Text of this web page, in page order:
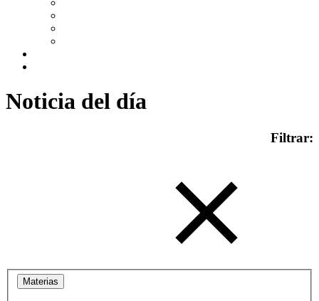
Noticia del día
Filtrar:
Materias